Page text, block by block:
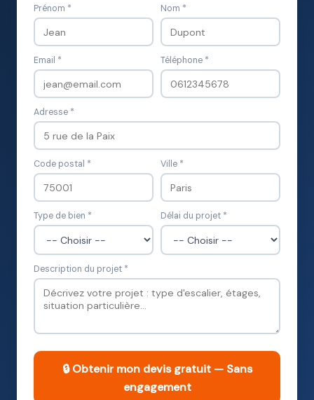
Prénom * Nom *
Email * Téléphone *
Adresse *
Code postal * Ville *
Type de bien * Délai du projet *
Description du projet *
🔒 Obtenir mon devis gratuit — Sans
engagement